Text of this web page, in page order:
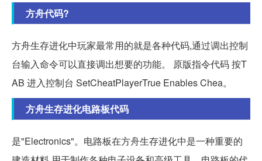
方舟代码?
方舟生存进化中玩家最常用的就是各种代码,通过调出控制
台输入命令可以直接调出想要的功能。 原版指令代码 按T
AB 进入控制台 SetCheatPlayerTrue Enables Chea。
方舟生存进化电路板代码
是"Electronics"。电路板在方舟生存进化中是一种重要的